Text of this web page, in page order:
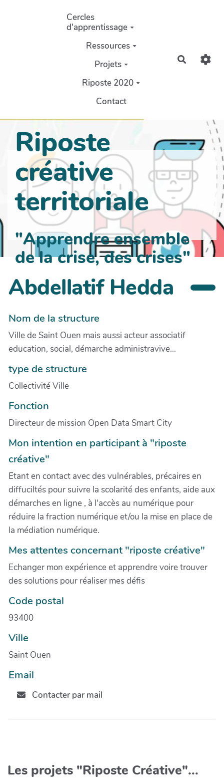
Aller au contenu principal
Cercles
d'apprentissage
Ressources
Projets
Riposte 2020
Contact
Riposte
créative
territoriale
"Apprendre ensemble
de la crise, des crises"
Abdellatif Hedda
Nom de la structure
Ville de Saint Ouen mais aussi acteur associatif
education, social, démarche administravive...
type de structure
Collectivité Ville
Fonction
Directeur de mission Open Data Smart City
Mon intention en participant à "riposte
créative"
Etant en contact avec des vulnérables, précaires en
diffuciltés pour suivre la scolarité des enfants, aide aux
démarches en ligne , à l'accès au numérique pour
réduire la fraction numérique et/ou la mise en place de
la médiation numérique.
Mes attentes concernant "riposte créative"
Echanger mon expérience et apprendre voire trouver
des solutions pour réaliser mes défis
Code postal
93400
Ville
Saint Ouen
Email
Contacter par mail
Les projets "Riposte Créative"...